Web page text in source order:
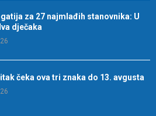
za 27 najmlađih stanovnika: U
dječaka
čeka ova tri znaka do 13. avgusta